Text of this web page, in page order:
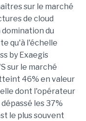
sur le marché
de cloud
domination du
qu'à l'échelle
by Exaegis
sur le marché
46% en valeur
dont l'opérateur
les 37%
le plus souvent